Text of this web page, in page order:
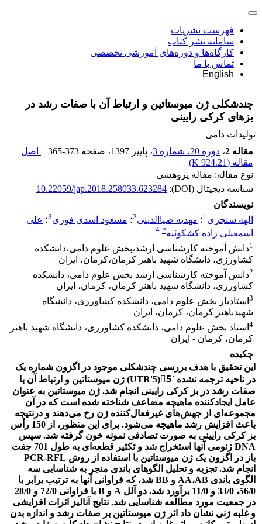
فهرست نشریات
سامانه نشر کتاب
کارگاه‌ها و دوره‌های آموزشی تخصصی
تماس با ما
English
چندشکلی ژن میوستاتین و ارتباط آن با صفات رشد در
بزهای کرکی رایینی
تولیدات دامی
مقاله 2
، دوره 20، شماره 3 ، پاییز 1397 ، صفحه 365-373
اصل
مقاله (924.21 K
)
نوع مقاله: مقاله پژوهشی
شناسه دیجیتال (DOI):
10.22059/jap.2018.258033.623284
نویسندگان
الهه سنجری1؛ مهدیه ضیاالدینی2؛ مسعود اسدی فوزی3؛ علی
اسمعیلی زاده کشکوئیه*
4
1دانش آموخته کارشناسی ارشد،بخش علوم دامی،دانشکده
کشاورزی، دانشگاه شهید باهنر کرمان،کرمان، ایران
2دانش آموخته کارشناسی ارشد بخش علوم دامی، دانشکده
کشاورزی، دانشگاه شهید باهنر کرمان، کرمان، ایران
3 استادیار بخش علوم دامی، دانشکده کشاورزی، دانشگاه
شهیدباهنر کرمان، کرمان، ایران
4 استاد بخش علوم دامی، دانشکده کشاورزی، دانشگاه شهید باهنر
کرمان، کرمان - ایران
چکیده
این تحقیق با هدف بررسی چندشکلی موجود در اگزون شماره یک
در ناحیه ترجمه نشده ˊ5َ(5'UTR) ژن میوستاتین و ارتباط آن با
صفات رشد در بز کرکی رایینی انجام شد. ژن میوستاتین به عنوان
عامل ایجادکننده ماهیچه مضاعف شناخته شده است که در آن
مجموعه‌ای از جهش‌های غیرفعال‌کننده ژن رخ می‌دهند و درنتیجه
باعث افزایش رشد ماهیچه می‌شود. برای این منظور، از 150 رأس
بز کرکی رایینی به صورت تصادفی نمونه خون گرفته شد. سپس
DNA ژنومی آنها استخراج شد و تکثیر قطعه‌ای به طول 701 جفت
باز در اگزون یک ژن میوستاتین با استفاده از روش PCR-RFL
انجام شد. تجزیه و تحلیل الگوهای باندی منجر به شناسایی سه
الگوی باندی AA،AB و BB شد، که فراوانی آنها به ترتیب برابر با
56/0، 33/0 و 11/0 برآورد شد. دو آلل A و B با فراوانی 72/0 و 28/0
در جمعیت مورد مطالعه شناسایی شد. نتایج آنالیز اثرات افزایشی
و غلبه ژنی نشان داد اثر ژن میوستاتین بر صفات رشد و اندازه بدن